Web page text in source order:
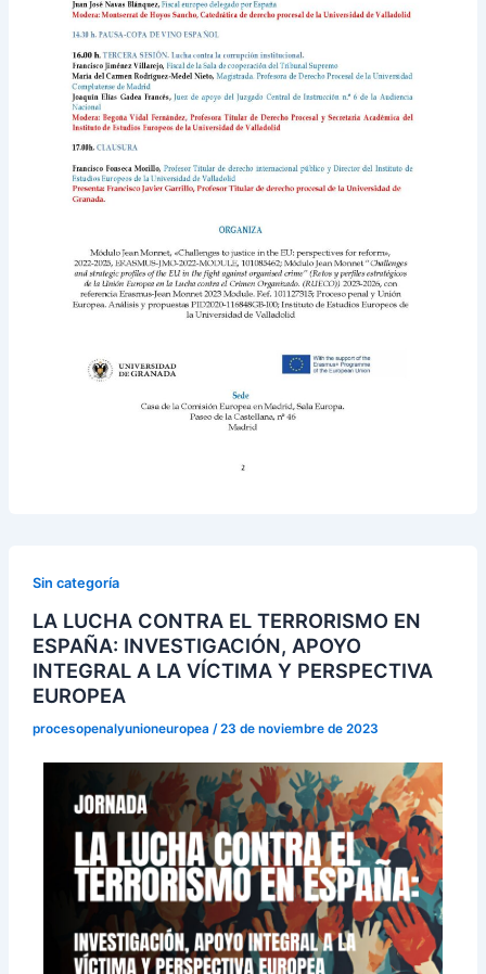
Sin categoría
LA LUCHA CONTRA EL TERRORISMO EN
ESPAÑA: INVESTIGACIÓN, APOYO
INTEGRAL A LA VÍCTIMA Y PERSPECTIVA
EUROPEA
procesopenalyunioneuropea /23 de noviembre de 2023